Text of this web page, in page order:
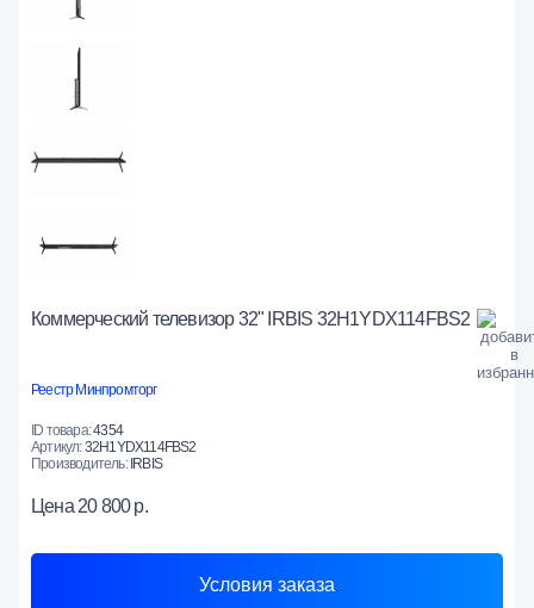
Коммерческий телевизор 32" IRBIS 32H1YDX114FBS2
Реестр Минпромторг
ID товара:4354
Артикул:32H1YDX114FBS2
Производитель: IRBIS
Цена 20 800 р.
Условия заказа